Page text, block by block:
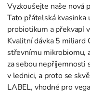
Vyzkoušejte naše nová
Tato přátelská kvasinka
probiotikum a překvapí
Kvalitní dávka 5 miliard
střevnímu mikrobiomu,
za sebou nepříjemnosti
v lednici, a proto se
LABEL, vhodné pro